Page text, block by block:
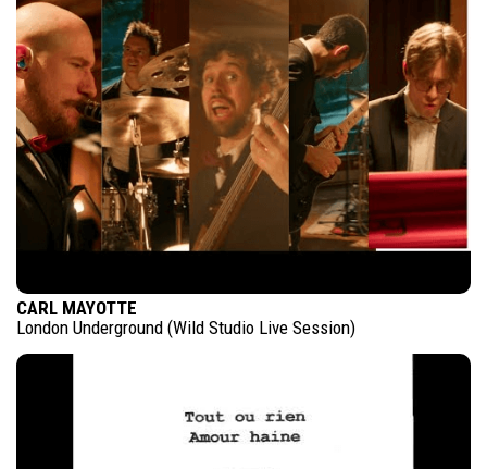
CARL MAYOTTE
London Underground (Wild Studio Live Session)